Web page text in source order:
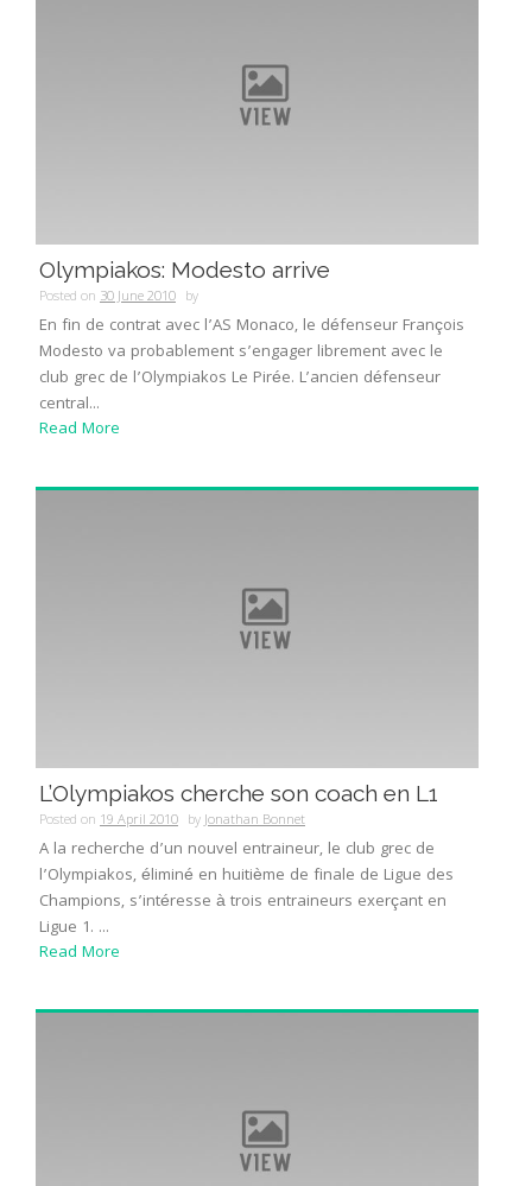
Olympiakos: Modesto arrive
Posted on 30 June 2010 by
En fin de contrat avec l’AS Monaco, le défenseur François
Modesto va probablement s’engager librement avec le
club grec de l’Olympiakos Le Pirée. L’ancien défenseur
central...
Read More
L’Olympiakos cherche son coach en L1
Posted on 19 April 2010 byJonathan Bonnet
A la recherche d’un nouvel entraineur, le club grec de
l’Olympiakos, éliminé en huitième de finale de Ligue des
Champions, s’intéresse à trois entraineurs exerçant en
Ligue 1. ...
Read More